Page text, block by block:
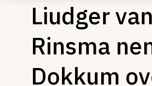
Liudger
Rinsma
Dokkum